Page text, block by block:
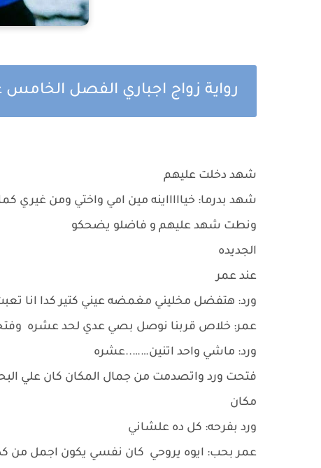
رواية زواج اجباري الفصل الخامس
شهد دخلت عليهم
شهد بدرما: خياااااينه مين امي واختي ومن غيري
ونطت شهد عليهم و فاضلو يضحكو
الجديده
عند عمر
ورد: هتفضل مخليني مغمضه عيني كتير كدا انا
عمر: خلاص قربنا نوصل بصي عدي لحد عشره
ورد: ماشي واحد اتنين……..عشره
فتحت ورد واتصدمت من جمال المكان كان علي
مكان
ورد بفرحه: كل ده علشاني
عمر بحب: ايوه يروحي كان نفسي يكون اجمل